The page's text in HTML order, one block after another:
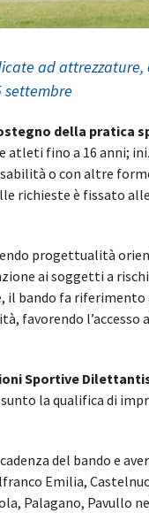
ad attrezzature,
settembre
della pratica
fino a 16 anni;
o con altre
richieste è fissato alle
progettualità
ai soggetti a
il bando fa
favorendo l’accesso
Sportive
la qualifica di
del bando e
Emilia,
Palagano, Pavullo